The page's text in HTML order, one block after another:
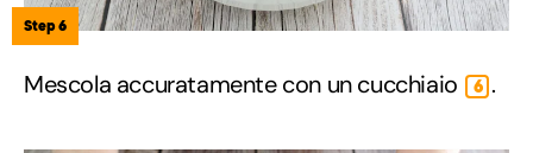
Step 6
Mescola accuratamente con un cucchiaio 6 .